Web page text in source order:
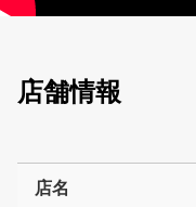
店舗情報
店名